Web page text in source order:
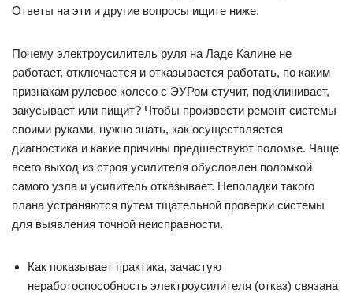
Ответы на эти и другие вопросы ищите ниже.
Почему электроусилитель руля на Ладе Калине не
работает, отключается и отказывается работать, по каким
признакам рулевое колесо с ЭУРом стучит, подклинивает,
закусывает или пищит? Чтобы произвести ремонт системы
своими руками, нужно знать, как осуществляется
диагностика и какие причины предшествуют поломке. Чаще
всего выход из строя усилителя обусловлен поломкой
самого узла и усилитель отказывает. Неполадки такого
плана устраняются путем тщательной проверки системы
для выявления точной неисправности.
Как показывает практика, зачастую
неработоспособность электроусилителя (отказ) связана